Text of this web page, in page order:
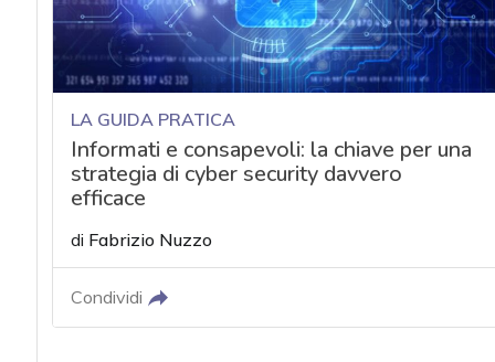
LA GUIDA PRATICA
Informati e consapevoli: la chiave per una
strategia di cyber security davvero
efficace
di Fabrizio Nuzzo
Condividi